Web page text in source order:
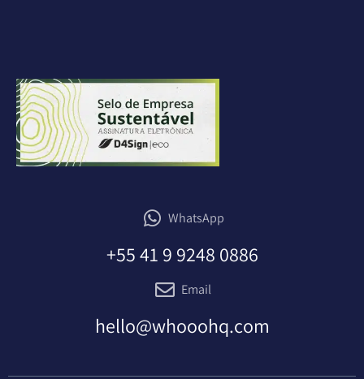
WhatsApp
+55 41 9 9248 0886
Email
hello@whooohq.com